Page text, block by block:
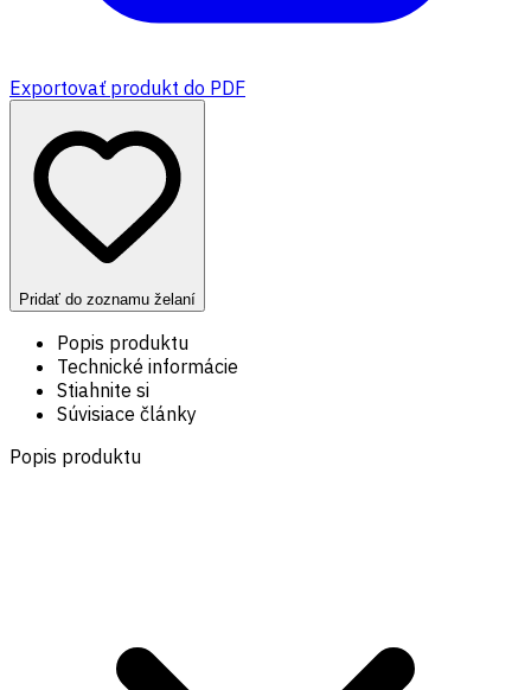
Exportovať produkt do PDF
Pridať do zoznamu želaní
Popis produktu
Technické informácie
Stiahnite si
Súvisiace články
Popis produktu